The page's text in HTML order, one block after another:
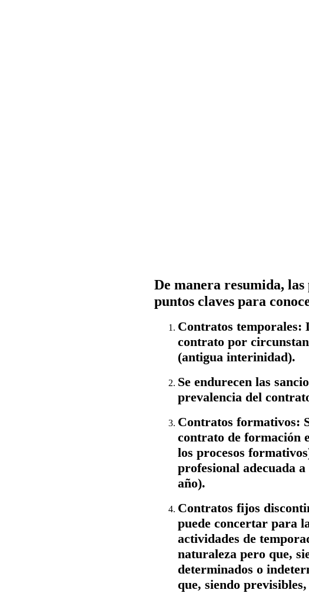
De manera resumida, las
puntos claves para
Contratos temporales:
contrato por
(antigua interinidad).
Se endurecen las
prevalencia del
Contratos formativos:
contrato de formación
los procesos
profesional adecuada
año).
Contratos fijos
puede concertar para
actividades de
naturaleza pero que,
determinados o
que, siendo